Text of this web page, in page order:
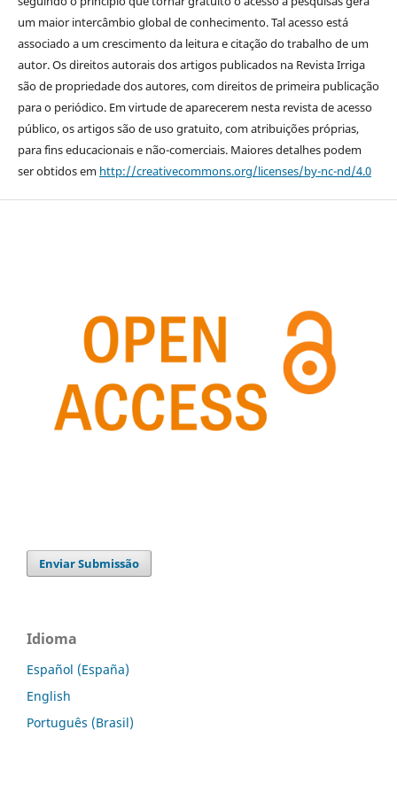
um maior intercâmbio global de conhecimento. Tal acesso está
associado a um crescimento da leitura e citação do trabalho de um
autor. Os direitos autorais dos artigos publicados na Revista Irriga
são de propriedade dos autores, com direitos de primeira publicação
para o periódico. Em virtude de aparecerem nesta revista de acesso
público, os artigos são de uso gratuito, com atribuições próprias,
para fins educacionais e não-comerciais. Maiores detalhes podem
ser obtidos em http://creativecommons.org/licenses/by-nc-nd/4.0
Enviar Submissão
Idioma
Español (España)
English
Português (Brasil)